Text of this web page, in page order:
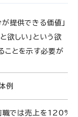
提供できる価値」
欲しい」という欲
ことを示す必要が
例
前職では売上を120%